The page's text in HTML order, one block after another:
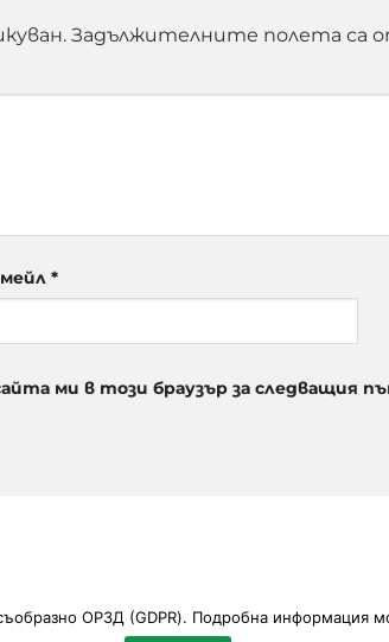
Задължителните полета са
*
ми в този браузър за следващия
PARK BOBY & KELLY ОБЩИ
ОРЗД (GDPR). Подробна информация